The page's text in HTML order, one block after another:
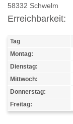
58332 Schwelm
Erreichbarkeit:
Tag
Montag:
Dienstag:
Mittwoch:
Donnerstag:
Freitag: